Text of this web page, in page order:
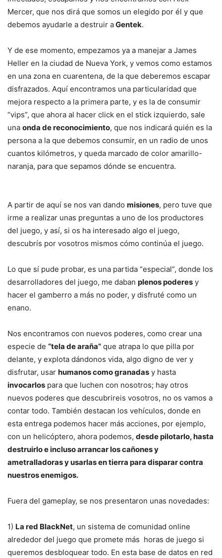
Mercer, que nos dirá que somos un elegido por él y que
debemos ayudarle a destruir aGentek.
Y de ese momento, empezamos ya a manejar a James
Heller en la ciudad de Nueva York, y vemos como estamos
en una zona en cuarentena, de la que deberemos escapar
disfrazados. Aquí encontramos una particularidad que
mejora respecto a la primera parte, y es la de consumir
“vips”, que ahora al hacer click en el stick izquierdo, sale
una onda de reconocimiento, que nos indicará quién es la
persona a la que debemos consumir, en un radio de unos
cuantos kilómetros, y queda marcado de color amarillo-
naranja, para que sepamos dónde se encuentra.
A partir de aquí se nos van dando misiones, pero tuve que
irme a realizar unas preguntas a uno de los productores
del juego, y así, si os ha interesado algo el juego,
descubrís por vosotros mismos cómo continúa el juego.
Lo que sí pude probar, es una partida “especial”, donde los
desarrolladores del juego, me daban plenos poderes y
hacer el gamberro a más no poder, y disfruté como un
enano.
Nos encontramos con nuevos poderes, como crear una
especie de “tela de araña” que atrapa lo que pilla por
delante, y explota dándonos vida, algo digno de ver y
disfrutar, usar humanos como granadas y hasta
invocarlos para que luchen con nosotros; hay otros
nuevos poderes que descubrireis vosotros, no os vamos a
contar todo. También destacan los vehículos, donde en
esta entrega podemos hacer más acciones, por ejemplo,
con un helicóptero, ahora podemos, desde pilotarlo, hasta
destruirlo e incluso arrancar los cañones y
ametralladoras y usarlas en tierra para disparar contra
nuestros enemigos.
Fuera del gameplay, se nos presentaron unas novedades:
1) La red BlackNet, un sistema de comunidad online
alrededor del juego que promete más horas de juego si
queremos desbloquear todo. En esta base de datos en red